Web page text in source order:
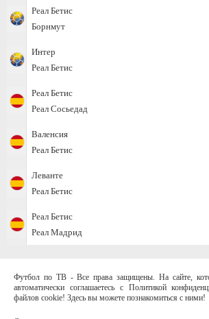
Реал Бетис
Борнмут
Интер
Реал Бетис
Реал Бетис
Реал Сосьедад
Валенсия
Реал Бетис
Леванте
Реал Бетис
Реал Бетис
Реал Мадрид
Футбол по ТВ - Все права защищены. На сайте,
автоматически соглашаетесь с Политикой
файлов cookie! Здесь вы можете познакомиться с ними!